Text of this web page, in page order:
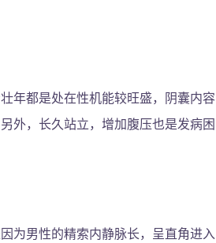
年都是处在性机能较旺盛，阴囊内容
外，长久站立，增加腹压也是发病困
为男性的精索内静脉长，呈直角进入